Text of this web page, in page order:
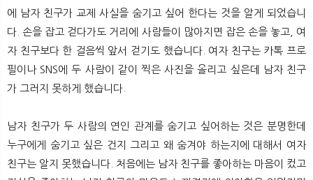
에 남자 친구가 교제 사실을 숨기고 싶어 한다는 것을 알게 되었습니
다. 손을 잡고 걷다가도 거리에 사람들이 많아지면 잡은 손을 놓고, 여
자 친구보다 한 걸음씩 앞서 걷기도 했습니다. 여자 친구는 카톡 프로
필이나 SNS에 두 사람이 같이 찍은 사진을 올리고 싶은데 남자 친구
가 그러지 못하게 했습니다.
남자 친구가 두 사람의 연인 관계를 숨기고 싶어하는 것은 분명한데
누구에게 숨기고 싶은 건지 그리고 왜 숨겨야 하는지에 대해서 여자
친구는 알지 못했습니다. 처음에는 남자 친구를 좋아하는 마음이 컸고